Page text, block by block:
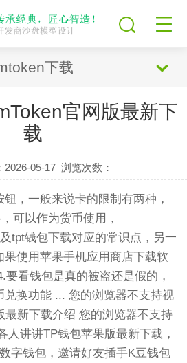
下载
官网版最新下
载
2026-05-17 浏览次数：
，一般来说卡的限制有两种，
可以作为货币使用，
tpt钱包下载对应的常识点，另一
使用苹果手机应用商店下载软
看钱包是真的被盗还是假的，
兑换功能 ... 您的浏览器不支持视
最新下载介绍 您的浏览器不支持
人讲讲TP钱包苹果版最新下载，
字钱包，邀请好友插手K豆钱包